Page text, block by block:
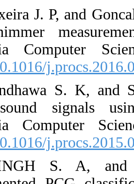
19.
and
Procedia
[
20.
heart
Procedia
[
21.